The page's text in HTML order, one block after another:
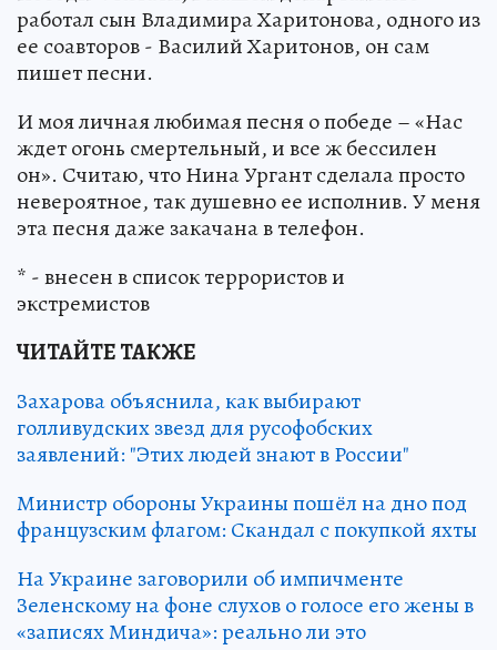
работал сын Владимира Харитонова, одного из
ее соавторов - Василий Харитонов, он сам
пишет песни.
И моя личная любимая песня о победе – «Нас
ждет огонь смертельный, и все ж бессилен
он». Считаю, что Нина Ургант сделала просто
невероятное, так душевно ее исполнив. У меня
эта песня даже закачана в телефон.
* - внесен в список террористов и
экстремистов
ЧИТАЙТЕ ТАКЖЕ
Захарова объяснила, как выбирают
голливудских звезд для русофобских
заявлений: "Этих людей знают в России"
Министр обороны Украины пошёл на дно под
французским флагом: Скандал с покупкой яхты
На Украине заговорили об импичменте
Зеленскому на фоне слухов о голосе его жены в
«записях Миндича»: реально ли это